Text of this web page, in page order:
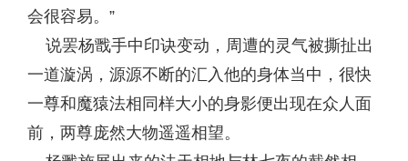
会很容易。”
说罢杨戬手中印诀变动，周遭的灵气被撕扯出
一道漩涡，源源不断的汇入他的身体当中，很快
一尊和魔猿法相同样大小的身影便出现在众人面
前，两尊庞然大物遥遥相望。